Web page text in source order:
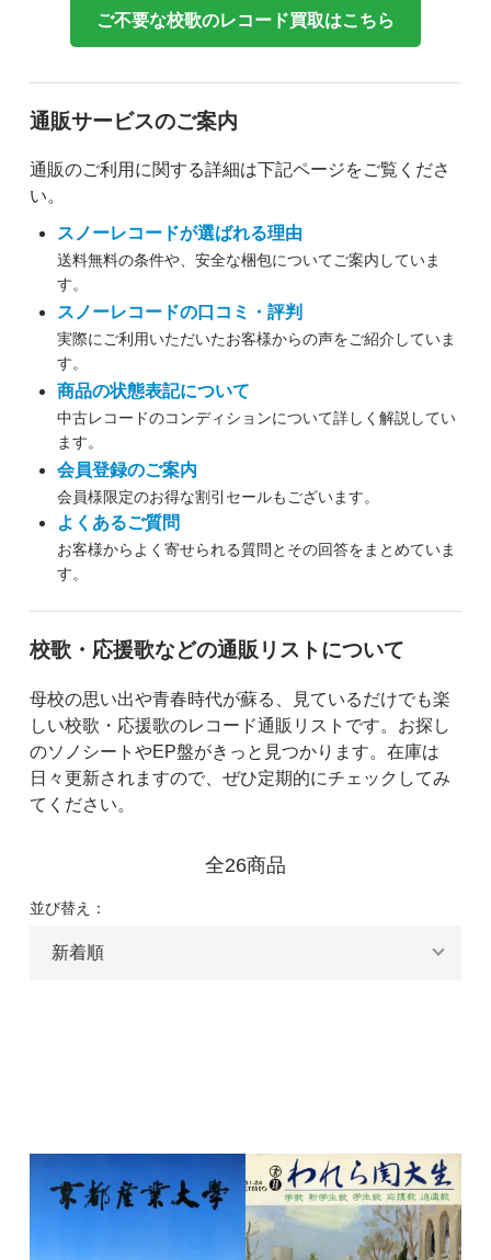
ご不要な校歌のレコード買取はこちら
通販サービスのご案内
通販のご利用に関する詳細は下記ページをご覧くださ
い。
スノーレコードが選ばれる理由
送料無料の条件や、安全な梱包についてご案内していま
す。
スノーレコードの口コミ・評判
実際にご利用いただいたお客様からの声をご紹介していま
す。
商品の状態表記について
中古レコードのコンディションについて詳しく解説してい
ます。
会員登録のご案内
会員様限定のお得な割引セールもございます。
よくあるご質問
お客様からよく寄せられる質問とその回答をまとめていま
す。
校歌・応援歌などの通販リストについて
母校の思い出や青春時代が蘇る、見ているだけでも楽
しい校歌・応援歌のレコード通販リストです。お探し
のソノシートやEP盤がきっと見つかります。在庫は
日々更新されますので、ぜひ定期的にチェックしてみ
てください。
全26商品
並び替え：